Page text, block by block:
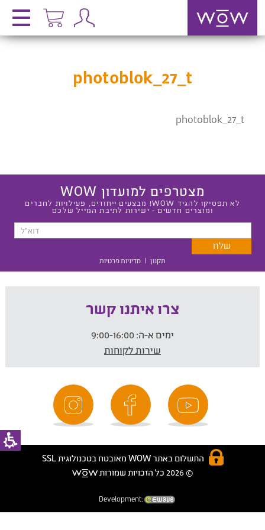
photoblok_27_t
photoblok_27_t
מצטרפים למועדון WOW
לא תפסיקו להגיד WOW! מבצעים ייחודים, פעילויות לחברים
ומוצרים חדשים - ישירות לתיבת המייל שלכם
תקנון | מדיניות פרטיות
צרו איתנו קשר
ימים א-ה:
שירות לקוחות
התשלום באתר WOW מאובטח בטכנולוגית SSL
© 2026 כל הזכויות שמורות
Development: